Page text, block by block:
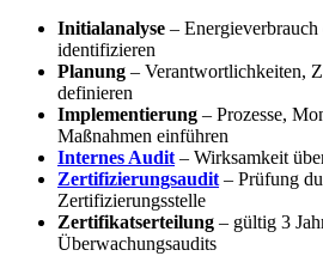
Initialanalyse –
identifizieren
Planung – Verantwortlichkeiten,
definieren
Implementierung – Prozesse,
Maßnahmen einführen
Internes Audit – Wirksamkeit
Zertifizierungsaudit – Prüfung
Zertifizierungsstelle
Zertifikatserteilung – gültig 3
Überwachungsaudits